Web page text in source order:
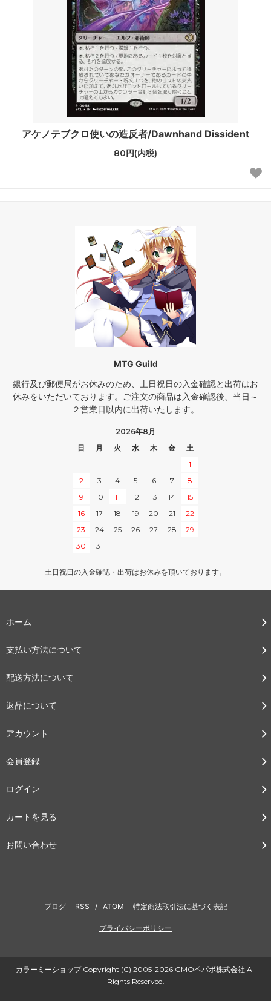
アケノテブクロ使いの造反者/Dawnhand Dissident
80円(内税)
MTG Guild
銀行及び郵便局がお休みのため、土日祝日の入金確認と出荷はお
休みをいただいております。ご注文の商品は入金確認後、当日～
２営業日以内に出荷いたします。
2026年8月
日
月 火 水 木 金
土
1
2
3 4 5 6 7
8
9
10 11 12 13 14
15
16
17 18 19 20 21
22
23
24 25 26 27 28
29
30
31
土日祝日の入金確認・出荷はお休みを頂いております。
ホーム
支払い方法について
配送方法について
返品について
アカウント
会員登録
ログイン
カートを見る
お問い合わせ
ブログ RSS / ATOM 特定商法取引法に基づく表記
プライバシーポリシー
カラーミーショップCopyright (C) 2005-2026 GMOペパボ株式会社 All
Rights Reserved.